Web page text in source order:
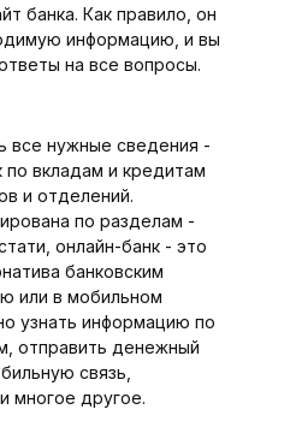
банка. Как правило, он
информацию, и вы
на все вопросы.
все нужные сведения -
по вкладам и кредитам
и отделений.
по разделам -
онлайн-банк - это
банковским
или в мобильном
узнать информацию по
отправить денежный
связь,
многое другое.